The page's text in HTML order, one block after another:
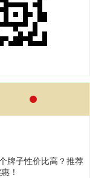
牌子性价比高？推荐
！